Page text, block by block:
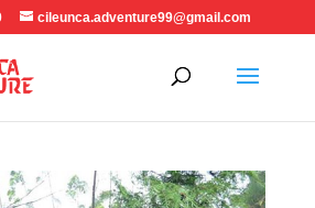
cileunca.adventure99@gmail.com